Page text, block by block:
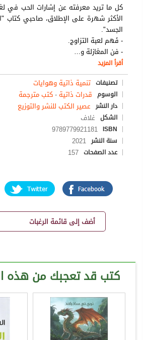
كل ما تريد معرفته عن إشارات الحب في
الأكثر شهرة على الإطلاق، صاحبي كتاب
الجسد".
- فَهم لعبة التزاوج.
- فن المغازلة و…
أقرأ المزيد
تصنيفات تنمية ذاتية وهوايات
الوسوم قدرات ذاتية -كتب مترجمة
دار النشر عصير الكتب للنشر والتوزيع
الشكل غلاف
ISBN
9789779921181
سنة النشر 2021
عدد الصفحات 157
أضف إلى قائمة الرغبات
كتب قد تعجبك من هذه